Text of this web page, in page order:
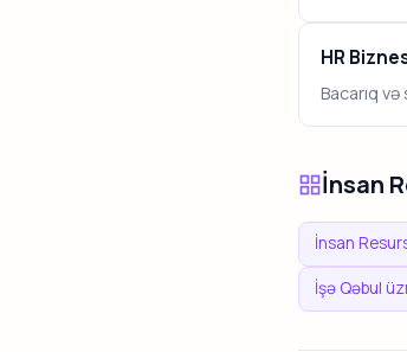
HR
Bacarıq
İnsan
İnsan
İşə Qəbul